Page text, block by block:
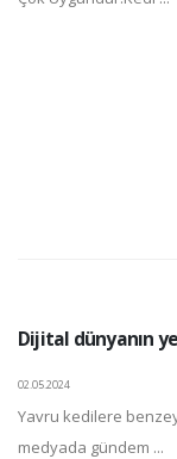
Dijital dünyanın
02.05.2024
Yavru kedilere
medyada gündem ...